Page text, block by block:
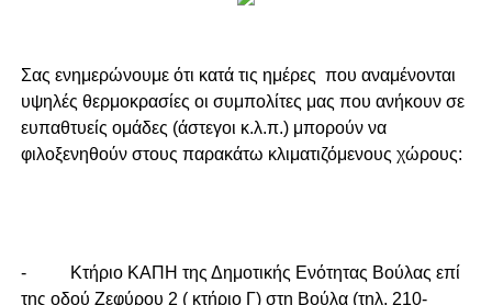
Σας ενημερώνουμε ότι κατά τις ημέρες που αναμένονται
υψηλές θερμοκρασίες οι συμπολίτες μας που ανήκουν σε
ευπαθτυείς ομάδες (άστεγοι κ.λ.π.) μπορούν να
φιλοξενηθούν στους παρακάτω κλιματιζόμενους χώρους:
- Κτήριο ΚΑΠΗ της Δημοτικής Ενότητας Βούλας επί
της οδού Ζεφύρου 2 ( κτήριο Γ) στη Βούλα (τηλ. 210-